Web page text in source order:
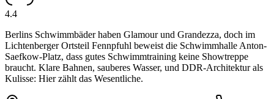
4.4
Berlins Schwimmbäder haben Glamour und Grandezza, doch im
Lichtenberger Ortsteil Fennpfuhl beweist die Schwimmhalle Anton-
Saefkow-Platz, dass gutes Schwimmtraining keine Showtreppe
braucht. Klare Bahnen, sauberes Wasser, und DDR-Architektur als
Kulisse: Hier zählt das Wesentliche.